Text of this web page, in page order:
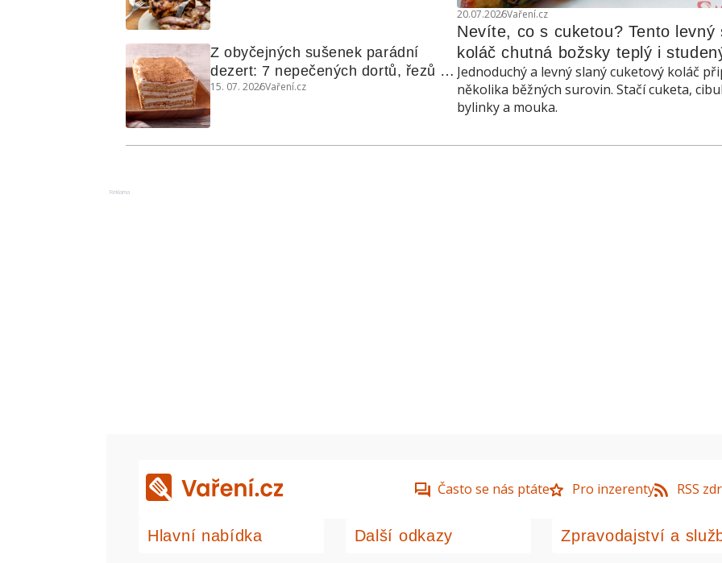
20.07.2026Vaření.cz
Nevíte, co s cuketou? Tento levný
koláč chutná božsky teplý i
Jednoduchý a levný slaný cuketový koláč
několika běžných surovin. Stačí cuketa,
bylinky a mouka.
Z obyčejných sušenek parádní
dezert: 7 nepečených dortů, řezů a
koláčů
15. 07. 2026Vaření.cz
Reklama
Často se nás ptáte Pro inzerenty RSS
Hlavní nabídka Další odkazy Zpravodajství a